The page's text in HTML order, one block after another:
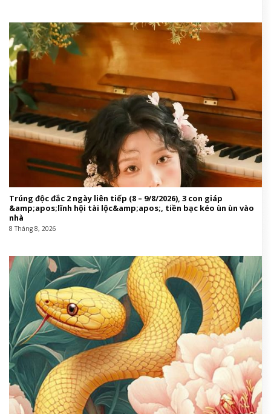
Trúng độc đắc 2 ngày liên tiếp (8 – 9/8/2026), 3 con giáp
&amp;apos;lĩnh hội tài lộc&amp;apos;, tiền bạc kéo ùn ùn vào
nhà
8 Tháng 8, 2026